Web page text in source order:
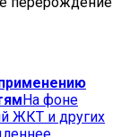
На фоне
ЖКТ и других